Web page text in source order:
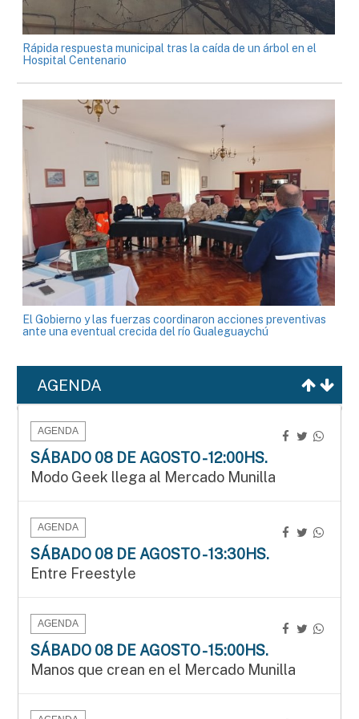
Rápida respuesta municipal tras la caída de un árbol en el
Hospital Centenario
El Gobierno y las fuerzas coordinaron acciones preventivas
ante una eventual crecida del río Gualeguaychú
AGENDA
AGENDA
SÁBADO 08 DE AGOSTO - 12:00HS.
Modo Geek llega al Mercado Munilla
AGENDA
SÁBADO 08 DE AGOSTO - 13:30HS.
Entre Freestyle
AGENDA
SÁBADO 08 DE AGOSTO - 15:00HS.
Manos que crean en el Mercado Munilla